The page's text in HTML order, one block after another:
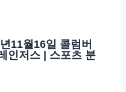
11월16일 콜럼버
인저스 | 스포츠 분